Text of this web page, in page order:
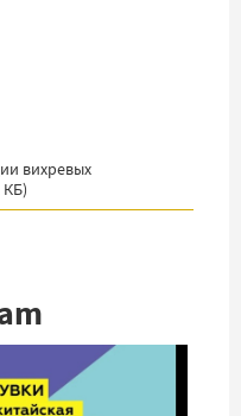
вихревых
КБ)